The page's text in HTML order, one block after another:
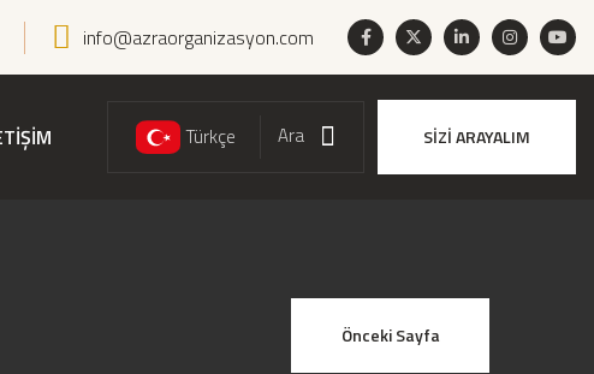
info@azraorganizasyon.com
Türkçe Ara Ara SİZİ ARAYALIM
Önceki Sayfa